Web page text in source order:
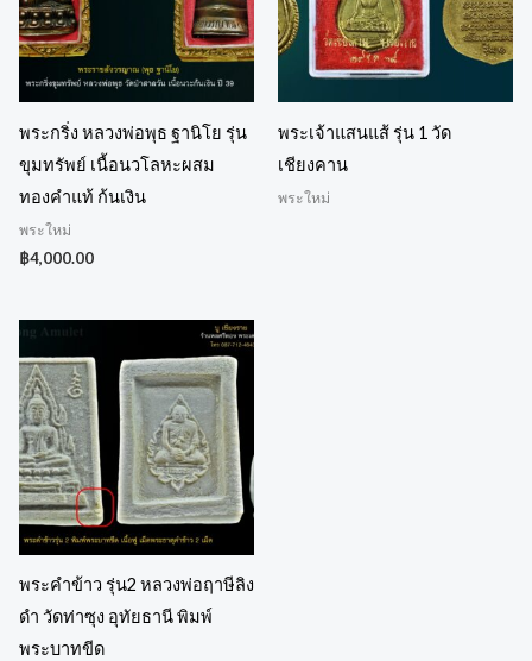
พระกริ่ง หลวงพ่อพุธ ฐานิโย รุ่น
ขุมทรัพย์ เนื้อนวโลหะผสม
ทองคำแท้ ก้นเงิน
พระใหม่
฿4,000.00
พระเจ้าแสนแส้ รุ่น 1 วัด
เชียงคาน
พระใหม่
พระคำข้าว รุ่น2 หลวงพ่อฤาษีลิง
ดำ วัดท่าซุง อุทัยธานี พิมพ์
พระบาทขีด